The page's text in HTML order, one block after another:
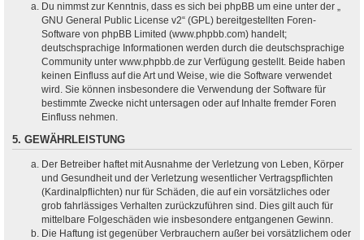
Du nimmst zur Kenntnis, dass es sich bei phpBB um eine unter der „
GNU General Public License v2“ (GPL) bereitgestellten Foren-
Software von phpBB Limited (www.phpbb.com) handelt;
deutschsprachige Informationen werden durch die deutschsprachige
Community unter www.phpbb.de zur Verfügung gestellt. Beide haben
keinen Einfluss auf die Art und Weise, wie die Software verwendet
wird. Sie können insbesondere die Verwendung der Software für
bestimmte Zwecke nicht untersagen oder auf Inhalte fremder Foren
Einfluss nehmen.
5. GEWÄHRLEISTUNG
Der Betreiber haftet mit Ausnahme der Verletzung von Leben, Körper
und Gesundheit und der Verletzung wesentlicher Vertragspflichten
(Kardinalpflichten) nur für Schäden, die auf ein vorsätzliches oder
grob fahrlässiges Verhalten zurückzuführen sind. Dies gilt auch für
mittelbare Folgeschäden wie insbesondere entgangenen Gewinn.
Die Haftung ist gegenüber Verbrauchern außer bei vorsätzlichem oder